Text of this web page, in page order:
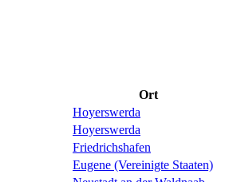
Ort
Hoyerswerda
Hoyerswerda
Friedrichshafen
Eugene (Vereinigte Staaten)